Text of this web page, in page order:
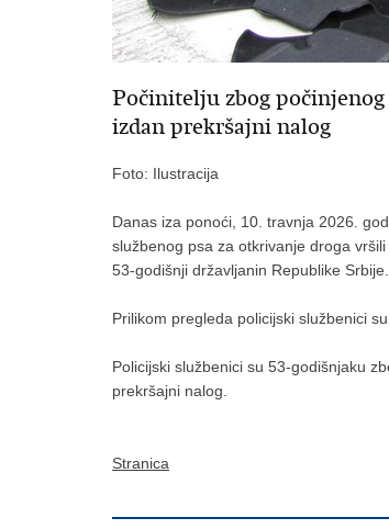
Počinitelju zbog
izdan prekršajni nalog
Foto: Ilustracija
Danas iza ponoći, 10. travnja 2026.
službenog psa za otkrivanje droga
53-godišnji državljanin Republike Srbije.
Prilikom pregleda policijski službenici
Policijski službenici su 53-godišnjaku
prekršajni nalog.
Stranica